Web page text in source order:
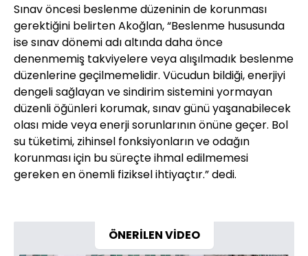
Sınav öncesi beslenme düzeninin de korunması
gerektiğini belirten Akoğlan, “Beslenme hususunda
ise sınav dönemi adı altında daha önce
denenmemiş takviyelere veya alışılmadık beslenme
düzenlerine geçilmemelidir. Vücudun bildiği, enerjiyi
dengeli sağlayan ve sindirim sistemini yormayan
düzenli öğünleri korumak, sınav günü yaşanabilecek
olası mide veya enerji sorunlarının önüne geçer. Bol
su tüketimi, zihinsel fonksiyonların ve odağın
korunması için bu süreçte ihmal edilmemesi
gereken en önemli fiziksel ihtiyaçtır.” dedi.
ÖNERİLEN VİDEO